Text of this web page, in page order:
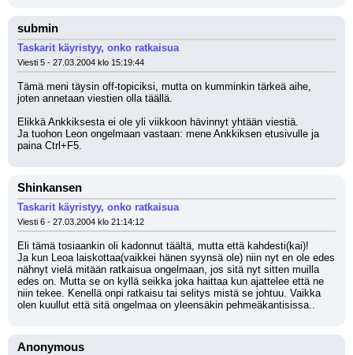
submin
Taskarit käyristyy, onko ratkaisua
Viesti 5 - 27.03.2004 klo 15:19:44
Tämä meni täysin off-topiciksi, mutta on kumminkin tärkeä aihe,
joten annetaan viestien olla täällä.
Elikkä Ankkiksesta ei ole yli viikkoon hävinnyt yhtään viestiä.
Ja tuohon Leon ongelmaan vastaan: mene Ankkiksen etusivulle ja
paina Ctrl+F5.
Shinkansen
Taskarit käyristyy, onko ratkaisua
Viesti 6 - 27.03.2004 klo 21:14:12
Eli tämä tosiaankin oli kadonnut täältä, mutta että kahdesti(kai)!
Ja kun Leoa laiskottaa(vaikkei hänen syynsä ole) niin nyt en ole edes
nähnyt vielä mitään ratkaisua ongelmaan, jos sitä nyt sitten muilla
edes on. Mutta se on kyllä seikka joka haittaa kun ajattelee että ne
niin tekee. Kenellä onpi ratkaisu tai selitys mistä se johtuu. Vaikka
olen kuullut että sitä ongelmaa on yleensäkin pehmeäkantisissa..
Anonymous